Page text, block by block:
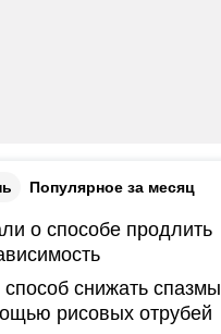
Популярное за месяц
о способе продлить
снижать спазмы
рисовых отрубей